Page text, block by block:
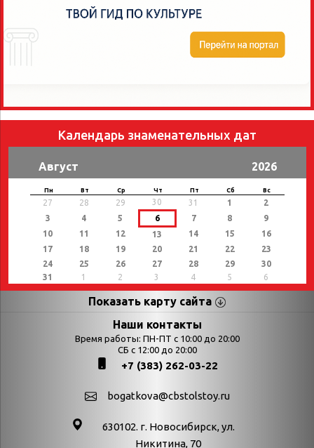
Календарь знаменательных дат
Август 2026
Пн Вт Ср Чт Пт Сб Вс
27 28 29 30 31 1
2
3
4 5 6 7 8
9
10
11 12 13 14 15
16
17
18 19 20 21 22
23
24
25 26 27 28 29
30
31
1 2 3 4 5 6
Показать карту сайта
Страницы Категории
Календарь
Выставки
День в истории
День в истории.
День в истории.
Наши контакты
Время работы: ПН-ПТ с 10:00 до 20:00
СБ с 12:00 до 20:00
+7 (383) 262-03-22
bogatkova@cbstolstoy.ru
630102. г. Новосибирск, ул.
Никитина, 70